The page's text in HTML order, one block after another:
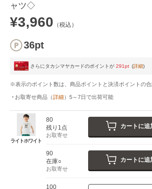
ャツ◇
¥3,960 （税込）
36pt
さらにタカシマヤカードのポイントが 291pt (詳細)
※表示のポイント数は、商品ポイントと決済ポイントの合
お取寄せ商品 （詳細） 5～7日で出荷可能
ライトホワイト
80
残り1点
お取寄せ
カートに追
90
在庫○
お取寄せ
カートに追
100